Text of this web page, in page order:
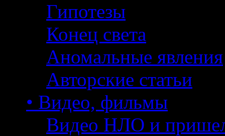
Гипотезы
Конец света
Аномальные явления
Авторские статьи
• Видео, фильмы
Видео НЛО и